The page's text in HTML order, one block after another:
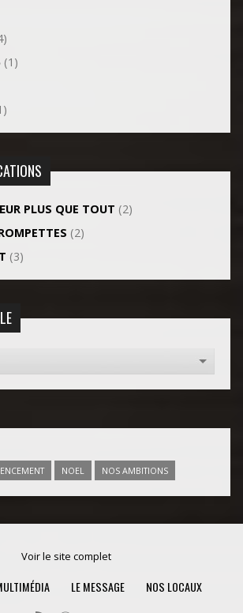
(1)
PLUS QUE TOUT (2)
(2)
(3)
NOEL NOS AMBITIONS
Voir le site complet
LE MESSAGE NOS LOCAUX